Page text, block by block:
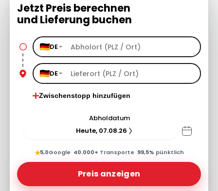
Jetzt Preis berechnen
und Lieferung buchen
DE
DE
Zwischenstopp hinzufügen
Abholdatum
Heute, 07.08.26
★5,0Google· 40.000+ Transporte· 99,5% pünktlich
Preis anzeigen